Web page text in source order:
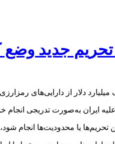
جدید وضع
دلار از دارایی‌های
ایران به‌صورت تدریجی انجام
یا محدودیت‌ها انجام